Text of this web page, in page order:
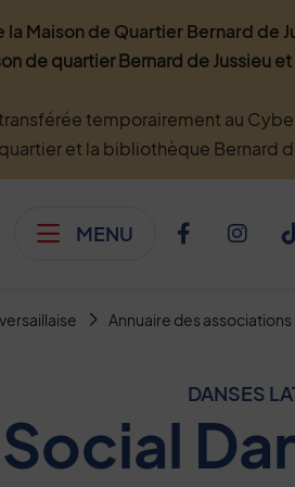
Maison de Quartier Bernard de
de quartier Bernard de Jussieu
temporairement au
et la bibliothèque Bernard
Afficher le menu
MENU
Facebook
Annuaire des associations
DANSES
Social